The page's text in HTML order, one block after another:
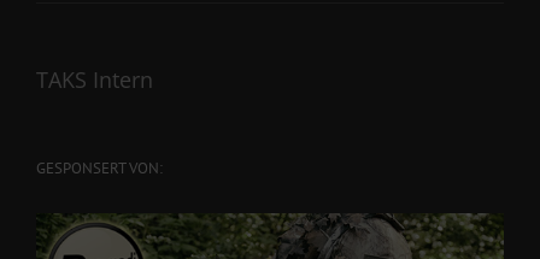
TAKS Intern
GESPONSERT VON: